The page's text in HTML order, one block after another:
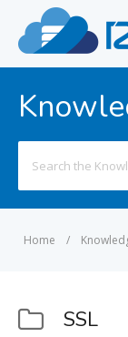
for:
Home /
SSL